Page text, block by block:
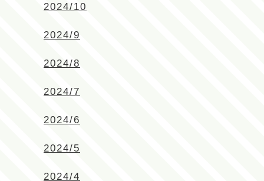
2024/10
2024/9
2024/8
2024/7
2024/6
2024/5
2024/4